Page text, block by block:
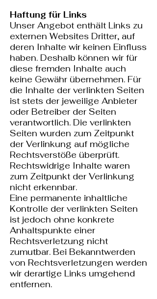
Haftung für Links
Unser Angebot enthält Links zu
externen Websites Dritter, auf
deren Inhalte wir keinen Einfluss
haben. Deshalb können wir für
diese fremden Inhalte auch
keine Gewähr übernehmen. Für
die Inhalte der verlinkten Seiten
ist stets der jeweilige Anbieter
oder Betreiber der Seiten
verantwortlich. Die verlinkten
Seiten wurden zum Zeitpunkt
der Verlinkung auf mögliche
Rechtsverstöße überprüft.
Rechtswidrige Inhalte waren
zum Zeitpunkt der Verlinkung
nicht erkennbar.
Eine permanente inhaltliche
Kontrolle der verlinkten Seiten
ist jedoch ohne konkrete
Anhaltspunkte einer
Rechtsverletzung nicht
zumutbar. Bei Bekanntwerden
von Rechtsverletzungen werden
wir derartige Links umgehend
entfernen.